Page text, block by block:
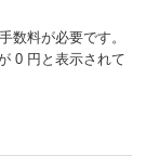
数料が必要です。
0 円と表示されて